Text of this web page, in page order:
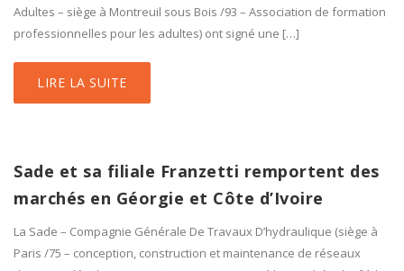
Adultes – siège à Montreuil sous Bois /93 – Association de formation
professionnelles pour les adultes) ont signé une […]
LIRE LA SUITE
Sade et sa filiale Franzetti remportent des
marchés en Géorgie et Côte d’Ivoire
La Sade – Compagnie Générale De Travaux D’hydraulique (siège à
Paris /75 – conception, construction et maintenance de réseaux